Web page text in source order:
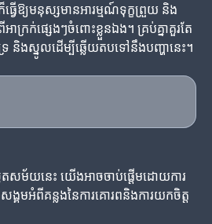
វើឱ្យមនុស្សមានអារម្មណ៍ទុក្ខព្រួយ និង
អាក្រក់ផ្សេងៗចំពោះខ្លួនឯង។ គ្រប់គ្នាគួរតែ
និងស្នូលដើម្បីឆ្លើយតបទៅនឹងបញ្ហានេះ។
តសម័យនេះ យើងអាចចាប់ផ្តើមដោយការ
មអំពីគន្លងនៃការគោរពនិងការយកចិត្ត